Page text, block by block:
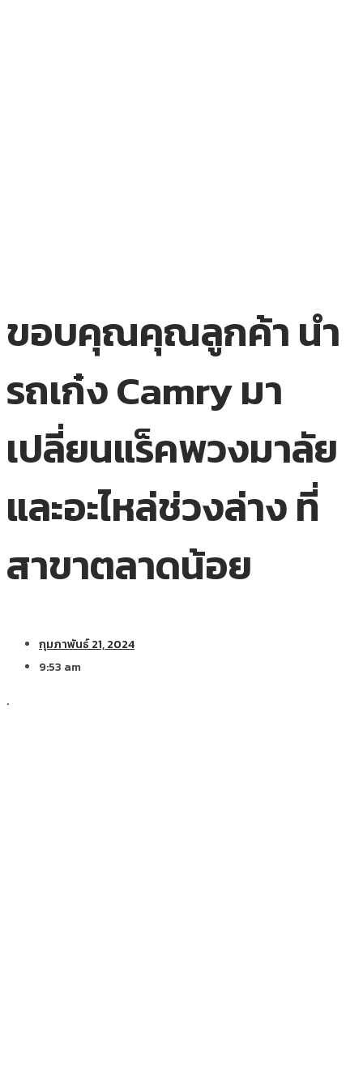
ขอบคุณคุณลูกค้า นำ
รถเก๋ง Camry มา
เปลี่ยนแร็คพวงมาลัย
และอะไหล่ช่วงล่าง ที่
สาขาตลาดน้อย
กุมภาพันธ์ 21, 2024
9:53 am
.